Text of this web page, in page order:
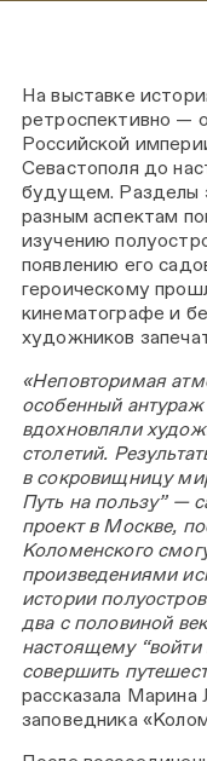
На выставке
ретроспективно —
Российской
Севастополя до
будущем. Разделы
разным аспектам
изучению
появлению его
героическому
кинематографе и
художников
«Неповторимая
особенный
вдохновляли
столетий.
в сокровищницу
Путь на пользу” —
проект в Москве,
Коломенского
произведениями
истории
два с половиной
настоящему “войти
совершить
рассказала
заповедника